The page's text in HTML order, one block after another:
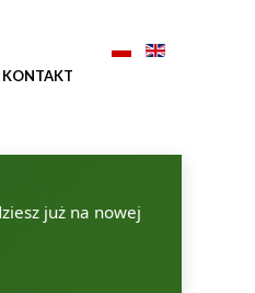
KONTAKT
już na nowej